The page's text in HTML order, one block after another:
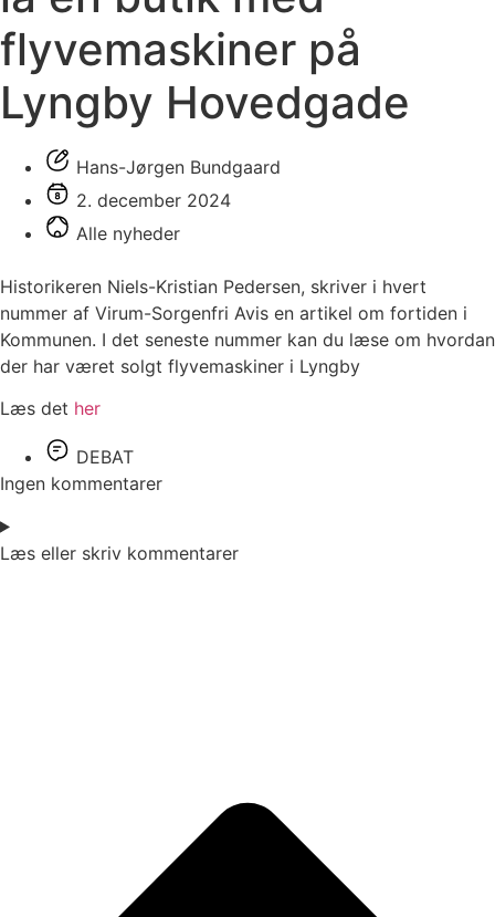
flyvemaskiner på
Lyngby Hovedgade
Hans-Jørgen Bundgaard
2. december 2024
Alle nyheder
Historikeren Niels-Kristian Pedersen, skriver i hvert
nummer af Virum-Sorgenfri Avis en artikel om fortiden i
Kommunen. I det seneste nummer kan du læse om hvordan
der har været solgt flyvemaskiner i Lyngby
Læs det her
DEBAT
Ingen kommentarer
Læs eller skriv kommentarer